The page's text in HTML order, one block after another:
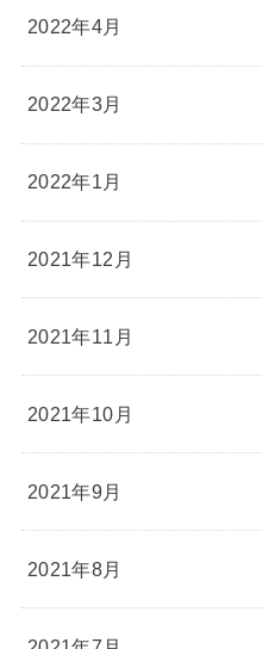
2022年4月
2022年3月
2022年1月
2021年12月
2021年11月
2021年10月
2021年9月
2021年8月